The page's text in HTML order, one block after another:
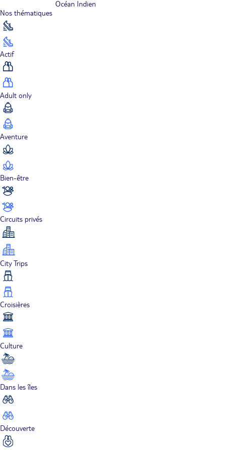
Océan Indien
Nos thématiques
Actif
Adult only
Aventure
Bien-être
Circuits privés
City Trips
Croisières
Culture
Dans les îles
Découverte